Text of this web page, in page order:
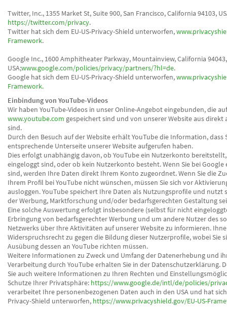
Twitter, Inc., 1355 Market St, Suite 900, San Francisco, California 94103,
https://twitter.com/privacy.
Twitter hat sich dem EU-US-Privacy-Shield unterworfen,
Framework.
Google Inc., 1600 Amphitheater Parkway, Mountainview, California 94043,
USA;www.google.com/policies/privacy/partners/?hl=de.
Google hat sich dem EU-US-Privacy-Shield unterworfen,
Framework.
Einbindung von YouTube-Videos
Wir haben YouTube-Videos in unser Online-Angebot eingebunden, die auf
www.youtube.com gespeichert sind und von unserer Website aus direkt
sind.
Durch den Besuch auf der Website erhält YouTube die Information, dass
entsprechende Unterseite unserer Website aufgerufen haben.
Dies erfolgt unabhängig davon, ob YouTube ein Nutzerkonto bereitstellt,
eingeloggt sind, oder ob kein Nutzerkonto besteht. Wenn Sie bei Google
sind, werden Ihre Daten direkt Ihrem Konto zugeordnet. Wenn Sie die
Ihrem Profil bei YouTube nicht wünschen, müssen Sie sich vor
ausloggen. YouTube speichert Ihre Daten als Nutzungsprofile und nutzt
der Werbung, Marktforschung und/oder bedarfsgerechten Gestaltung
Eine solche Auswertung erfolgt insbesondere (selbst für nicht
Erbringung von bedarfsgerechter Werbung und um andere Nutzer des
Netzwerks über Ihre Aktivitäten auf unserer Website zu informieren.
Widerspruchsrecht zu gegen die Bildung dieser Nutzerprofile, wobei Sie
Ausübung dessen an YouTube richten müssen.
Weitere Informationen zu Zweck und Umfang der Datenerhebung und
Verarbeitung durch YouTube erhalten Sie in der Datenschutzerklärung.
Sie auch weitere Informationen zu Ihren Rechten und
Schutze Ihrer Privatsphäre: https://www.google.de/intl/de/policies/
verarbeitet Ihre personenbezogenen Daten auch in den USA und hat sich
Privacy-Shield unterworfen, https://www.privacyshield.gov/EU-US-